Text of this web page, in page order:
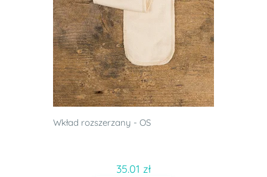
Wkład rozszerzany - OS
35.01 zł